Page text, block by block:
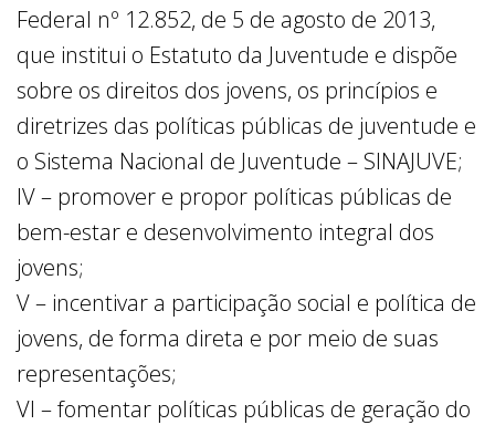
Federal nº 12.852, de 5 de agosto de 2013,
que institui o Estatuto da Juventude e dispõe
sobre os direitos dos jovens, os princípios e
diretrizes das políticas públicas de juventude e
o Sistema Nacional de Juventude – SINAJUVE;
IV – promover e propor políticas públicas de
bem-estar e desenvolvimento integral dos
jovens;
V – incentivar a participação social e política de
jovens, de forma direta e por meio de suas
representações;
VI – fomentar políticas públicas de geração do